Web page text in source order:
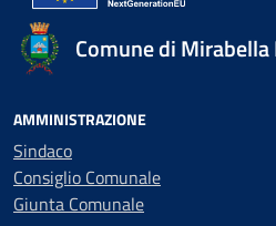
Comune di Mirabella
AMMINISTRAZIONE
Sindaco
Consiglio Comunale
Giunta Comunale